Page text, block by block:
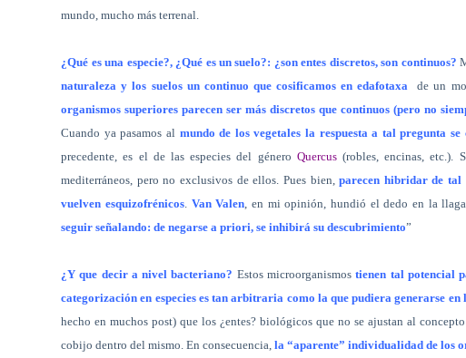
mundo, mucho más terrenal.
¿Qué es una especie?, ¿Qué es un suelo?: ¿son entes discretos, son continuos?
naturaleza y los suelos un continuo que cosificamos en edafotaxa
de un
organismos superiores parecen ser más discretos que continuos (pero no
Cuando ya pasamos al mundo de los vegetales la respuesta a tal pregunta
precedente, es el de las especies del género Quercus(robles, encinas, etc.).
mediterráneos, pero no exclusivos de ellos. Pues bien,parecen hibridar de tal
vuelven esquizofrénicos. Van Valen, en mi opinión, hundió el dedo en la
seguir señalando: de negarse a priori, se inhibirá su descubrimiento”
¿Y que decir a nivel bacteriano? Estos microorganismostienen tal potencial
categorización en especies es tan arbitraria como la que pudiera generarse en
hecho en muchos post) que los ¿entes? biológicos que no se ajustan al
cobijo dentro del mismo. En consecuencia,la “aparente” individualidad de los